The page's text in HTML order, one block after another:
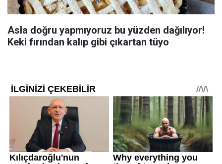
Asla doğru yapmıyoruz bu yüzden dağılıyor!
Keki fırından kalıp gibi çıkartan tüyo